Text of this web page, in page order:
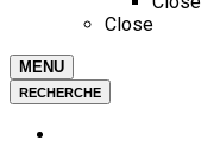
Close
MENU
RECHERCHE